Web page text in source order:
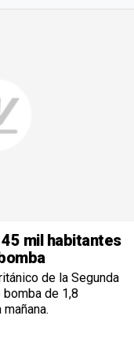
mil habitantes
de la Segunda
bomba de 1,8